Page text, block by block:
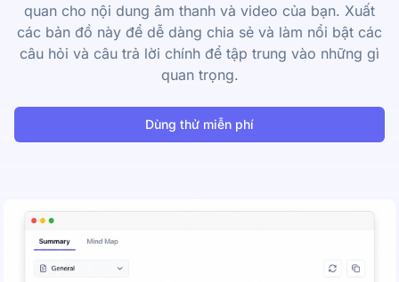
quan cho nội dung âm thanh và video của bạn. Xuất
các bản đồ này để dễ dàng chia sẻ và làm nổi bật các
câu hỏi và câu trả lời chính để tập trung vào những gì
quan trọng.
Dùng thử miễn phí